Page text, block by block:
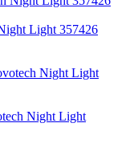
Light 357426
Night Light